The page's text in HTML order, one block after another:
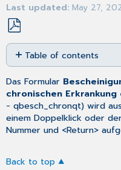
Last updated May 27,
Save
as
PDF
Table of contents
No
headers
Das Formular
chronischen Erkrankung
- qbesch_chronqt) wird
einem Doppelklick oder
Nummer und <Return>
Back to top